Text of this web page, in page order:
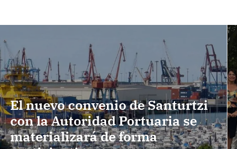
El nuevo convenio de Santurtzi
con la Autoridad Portuaria se
materializará de forma